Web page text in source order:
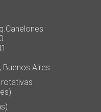
Aires